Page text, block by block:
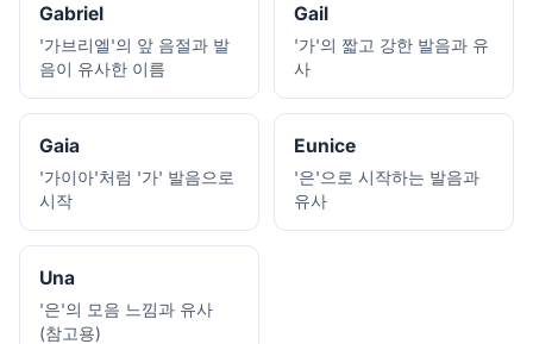
Gabriel
'가브리엘'의 앞 음절과 발
음이 유사한 이름
Gail
'가'의 짧고 강한 발음과 유
사
Gaia
'가이아'처럼 '가' 발음으로
시작
Eunice
'은'으로 시작하는 발음과
유사
Una
'은'의 모음 느낌과 유사
(참고용)